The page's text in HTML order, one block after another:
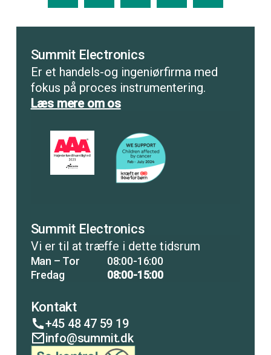
Summit Electronics
Er et handels-og ingeniørfirma med
fokus på proces instrumentering.
Læs mere om os
Summit Electronics
Vi er til at træffe i dette tidsrum
Man – Tor
Fredag
08:00-16:00
08:00-15:00
Kontakt
+45 48 47 59 19
info@summit.dk